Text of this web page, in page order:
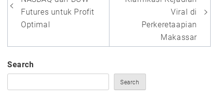
Futures untuk Profit
Optimal
Viral di
Perkeretaapian
Makassar
Search
Search